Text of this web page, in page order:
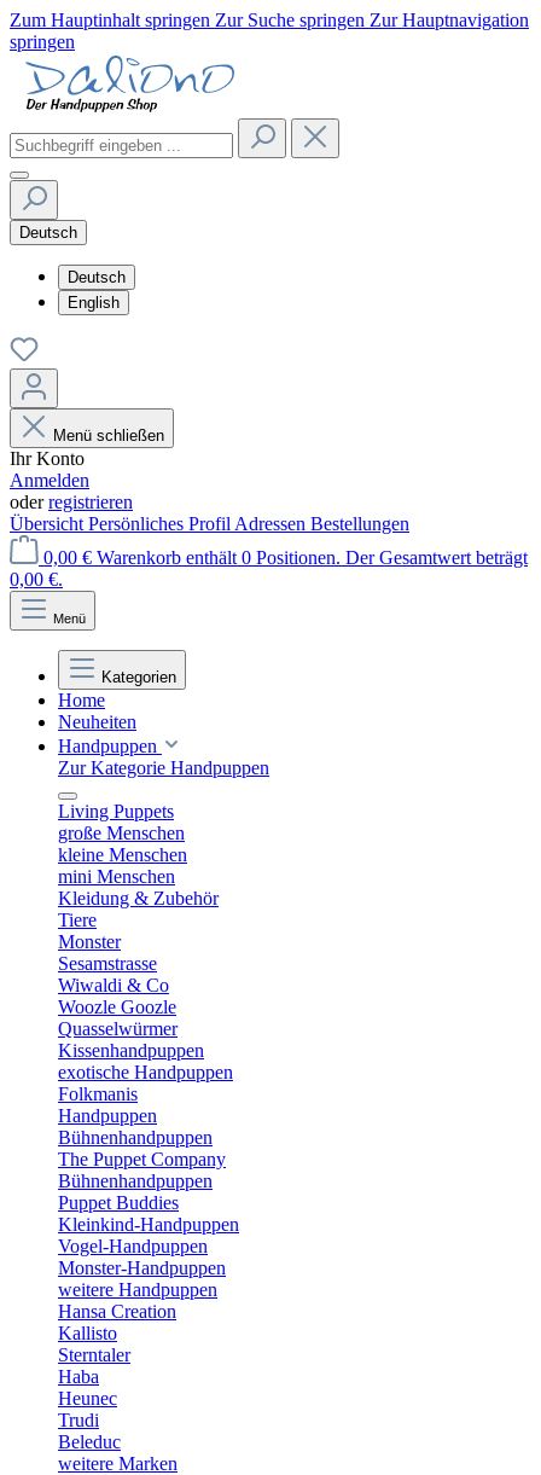
Zum Hauptinhalt springen Zur Suche springen Zur Hauptnavigation
springen
Deutsch
Deutsch
English
Menü schließen
Ihr Konto
Anmelden
oderregistrieren
Übersicht Persönliches Profil Adressen Bestellungen
0,00 € Warenkorb enthält 0 Positionen. Der Gesamtwert beträgt
0,00 €.
Menü
Kategorien
Home
Neuheiten
Handpuppen
Zur Kategorie Handpuppen
Living Puppets
große Menschen
kleine Menschen
mini Menschen
Kleidung & Zubehör
Tiere
Monster
Sesamstrasse
Wiwaldi & Co
Woozle Goozle
Quasselwürmer
Kissenhandpuppen
exotische Handpuppen
Folkmanis
Handpuppen
Bühnenhandpuppen
The Puppet Company
Bühnenhandpuppen
Puppet Buddies
Kleinkind-Handpuppen
Vogel-Handpuppen
Monster-Handpuppen
weitere Handpuppen
Hansa Creation
Kallisto
Sterntaler
Haba
Heunec
Trudi
Beleduc
weitere Marken